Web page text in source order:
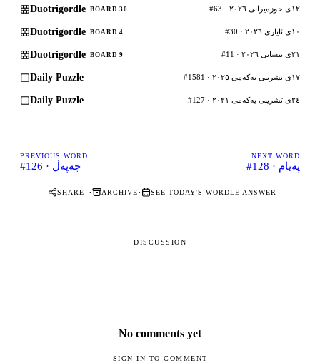
Duotrigordle BOARD 30 #63 · ١٢ی حوزەیرانی ٢٠٢٦
Duotrigordle BOARD 4 #30 · ١٠ی ئایاری ٢٠٢٦
Duotrigordle BOARD 9 #11 · ٢١ی نیسانی ٢٠٢٦
Daily Puzzle #1581 · ١٧ی تشرینی یەکەمی ٢٠٢٥
Daily Puzzle #127 · ٢٤ی تشرینی یەکەمی ٢٠٢١
PREVIOUS WORD
#126 · چەپەڵ
NEXT WORD
#128 · پەیام
SHARE · ARCHIVE· SEE TODAY'S WORDLE ANSWER
DISCUSSION
No comments yet
SIGN IN TO COMMENT